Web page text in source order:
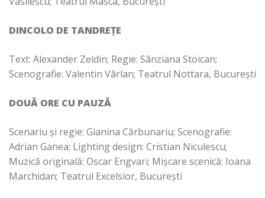
DINCOLO DE TANDREȚE
Text: Alexander Zeldin; Regie: Sânziana Stoican;
Scenografie: Valentin Vârlan; Teatrul Nottara, București
DOUĂ ORE CU PAUZĂ
Scenariu și regie: Gianina Cărbunariu; Scenografie:
Adrian Ganea; Lighting design: Cristian Niculescu;
Muzică originală: Oscar Engvari; Mișcare scenică: Ioana
Marchidan; Teatrul Excelsior, București